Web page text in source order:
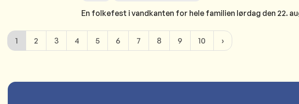
En folkefest i vandkanten for hele familien lørdag den 22.
1 2 3 4 5 6 7 8 9 10